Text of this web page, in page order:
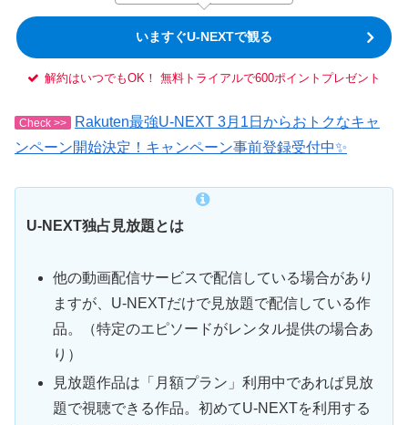
いますぐU-NEXTで観る
解約はいつでもOK！ 無料トライアルで600ポイントプレゼント
Check >>
Rakuten最強U-NEXT 3月1日からおトクなキャ
ンペーン開始決定！キャンペーン事前登録受付中✨
U-NEXT独占見放題とは
他の動画配信サービスで配信している場合があり
ますが、U-NEXTだけで見放題で配信している作
品。（特定のエピソードがレンタル提供の場合あ
り）
見放題作品は「月額プラン」利用中であれば見放
題で視聴できる作品。初めてU-NEXTを利用する